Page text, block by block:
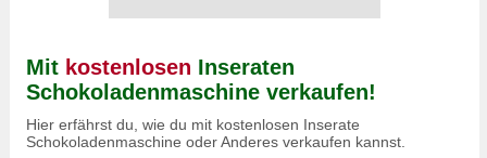
Mit kostenlosen Inseraten
Schokoladenmaschine verkaufen!
Hier erfährst du, wie du mit kostenlosen Inserate
Schokoladenmaschine oder Anderes verkaufen kannst.